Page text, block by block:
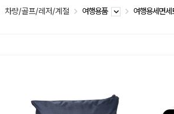
차량/골프/레저/계절 여행용품 여행용세면